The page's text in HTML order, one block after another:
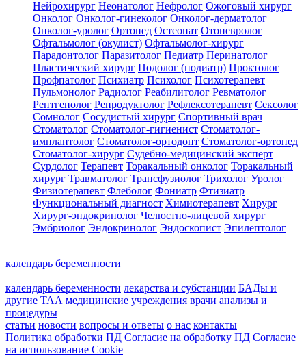
Нейрохирург Неонатолог Нефролог Ожоговый хирург
Онколог Онколог-гинеколог Онколог-дерматолог
Онколог-уролог Ортопед Остеопат Отоневролог
Офтальмолог (окулист) Офтальмолог-хирург
Парадонтолог Паразитолог Педиатр Перинатолог
Пластический хирург Подолог (подиатр) Проктолог
Профпатолог Психиатр Психолог Психотерапевт
Пульмонолог Радиолог Реабилитолог Ревматолог
Рентгенолог Репродуктолог Рефлексотерапевт Сексолог
Сомнолог Сосудистый хирург Спортивный врач
Стоматолог Стоматолог-гигиенист Стоматолог-
имплантолог Стоматолог-ортодонт Стоматолог-ортопед
Стоматолог-хирург Судебно-медицинский эксперт
Сурдолог Терапевт Торакальный онколог Торакальный
хирург Травматолог Трансфузиолог Трихолог Уролог
Физиотерапевт Флеболог Фониатр Фтизиатр
Функциональный диагност Химиотерапевт Хирург
Хирург-эндокринолог Челюстно-лицевой хирург
Эмбриолог Эндокринолог Эндоскопист Эпилептолог
календарь беременности
календарь беременности лекарства и субстанции БАДы и
другие ТАА медицинские учреждения врачи анализы и
процедуры
статьи новости вопросы и ответы о нас контакты
Политика обработки ПД Согласие на обработку ПД Согласие
на использование Cookie